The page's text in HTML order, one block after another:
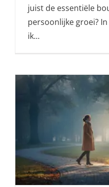
juist de essentiële
persoonlijke groei?
ik...